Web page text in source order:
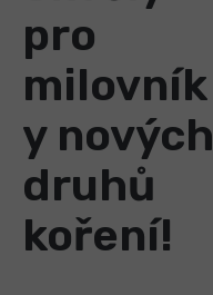
pro
milovník
y nových
druhů
koření!